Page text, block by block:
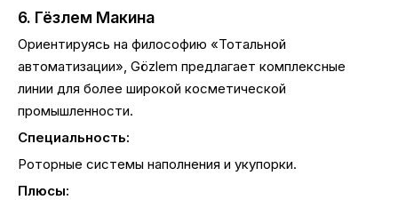
6. Гёзлем Макина
Ориентируясь на философию «Тотальной
автоматизации», Gözlem предлагает комплексные
линии для более широкой косметической
промышленности.
Специальность:
Роторные системы наполнения и укупорки.
Плюсы: